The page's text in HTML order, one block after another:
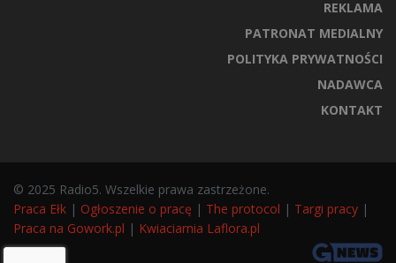
REKLAMA
PATRONAT MEDIALNY
POLITYKA PRYWATNOŚCI
NADAWCA
KONTAKT
© 2025 Radio5. Wszelkie prawa zastrzeżone.
Praca Ełk | Ogłoszenie o pracę | The protocol | Targi pracy |
Praca na Gowork.pl | Kwiaciarnia Laflora.pl